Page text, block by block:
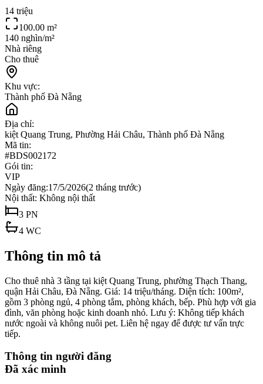
14 triệu
100.00 m²
140 nghìn/m²
Nhà riêng
Cho thuê
Khu vực:
Thành phố Đà Nẵng
Địa chỉ:
kiệt Quang Trung, Phường Hải Châu, Thành phố Đà Nẵng
Mã tin:
#BDS002172
Gói tin:
VIP
Ngày đăng:17/5/2026(2 tháng trước)
Nội thất: Không nội thất
3 PN
4 WC
Thông tin mô tả
Cho thuê nhà 3 tầng tại kiệt Quang Trung, phường Thạch Thang,
quận Hải Châu, Đà Nẵng. Giá: 14 triệu/tháng. Diện tích: 100m²,
gồm 3 phòng ngủ, 4 phòng tắm, phòng khách, bếp. Phù hợp với gia
đình, văn phòng hoặc kinh doanh nhỏ. Lưu ý: Không tiếp khách
nước ngoài và không nuôi pet. Liên hệ ngay để được tư vấn trực
tiếp.
Thông tin người đăng
Đã xác minh